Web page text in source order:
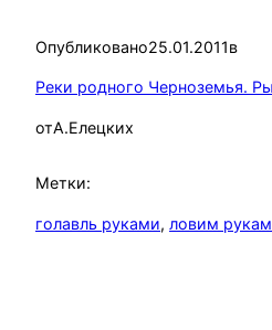
Опубликовано25.01.2011в
Реки родного Черноземья.
отА.Елецких
Метки:
голавль руками, ловим